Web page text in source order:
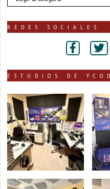
de
publicadas
REDES SOCIALES
ESTUDIOS DE